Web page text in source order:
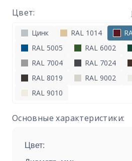
Цвет:
Цинк RAL 1014
RAL 5005
RAL 6002
RAL 7004
RAL 7024
RAL 8019
RAL 9002
RAL 9010
Основные характеристики:
Цвет: